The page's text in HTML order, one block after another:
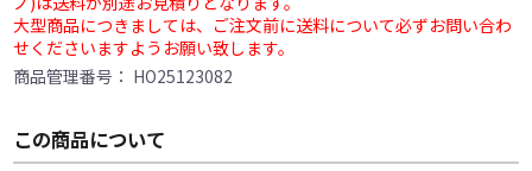
大型商品につきましては、ご注文前に送料について必ずお問い合わ
せくださいますようお願い致します。
商品管理番号： HO25123082
この商品について